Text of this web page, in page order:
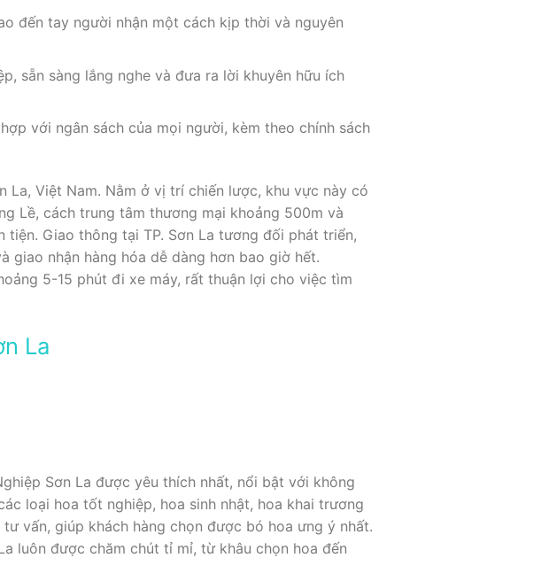
đến tay người nhận một cách kịp thời và nguyên
sẵn sàng lắng nghe và đưa ra lời khuyên hữu ích
với ngân sách của mọi người, kèm theo chính sách
La, Việt Nam. Nằm ở vị trí chiến lược, khu vực này có
Lề, cách trung tâm thương mại khoảng 500m và
Giao thông tại TP. Sơn La tương đối phát triển,
giao nhận hàng hóa dễ dàng hơn bao giờ hết.
5-15 phút đi xe máy, rất thuận lợi cho việc tìm
La
Sơn La được yêu thích nhất, nổi bật với không
loại hoa tốt nghiệp, hoa sinh nhật, hoa khai trương
vấn, giúp khách hàng chọn được bó hoa ưng ý nhất.
luôn được chăm chút tỉ mỉ, từ khâu chọn hoa đến